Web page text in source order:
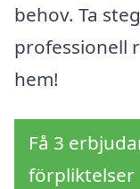
behov. Ta
professionell
hem!
Få 3
förpliktelser